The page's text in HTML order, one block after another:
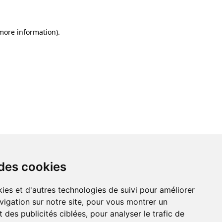
cookies
et d'autres technologies de suivi pour améliorer
sur notre site, pour vous montrer un
des publicités ciblées, pour analyser le trafic de
information).